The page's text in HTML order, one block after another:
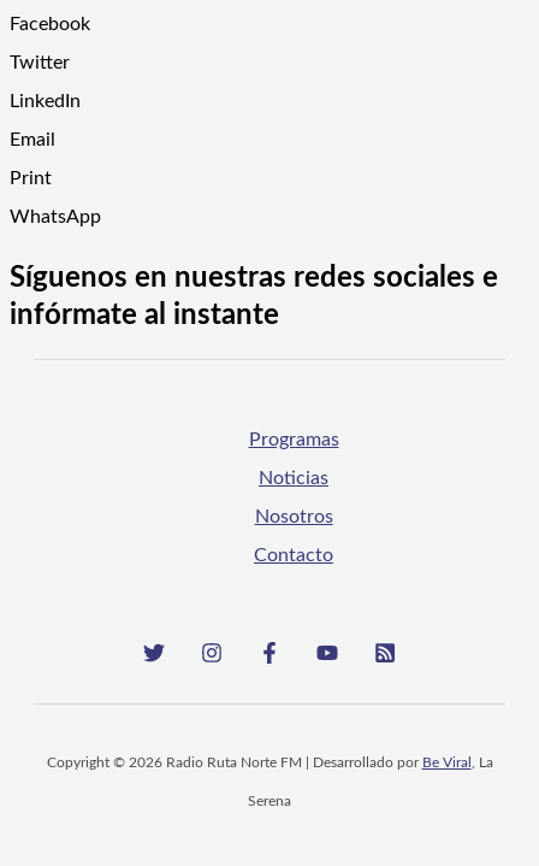
Facebook
Twitter
LinkedIn
Email
Print
WhatsApp
Síguenos en nuestras redes sociales e
infórmate al instante
Programas
Noticias
Nosotros
Contacto
Copyright © 2026 Radio Ruta Norte FM | Desarrollado por Be Viral , La
Serena